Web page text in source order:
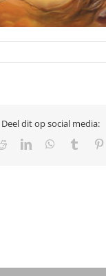
Deel dit op social media:
RedditLinkedInWhatsApp
Tumblr